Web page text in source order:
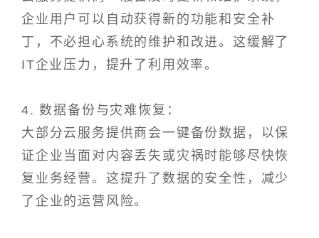
企业用户可以自动获得新的功能和安全补
丁，不必担心系统的维护和改进。这缓解了
IT企业压力，提升了利用效率。
4. 数据备份与灾难恢复：
大部分云服务提供商会一键备份数据，以保
证企业当面对内容丢失或灾祸时能够尽快恢
复业务经营。这提升了数据的安全性，减少
了企业的运营风险。